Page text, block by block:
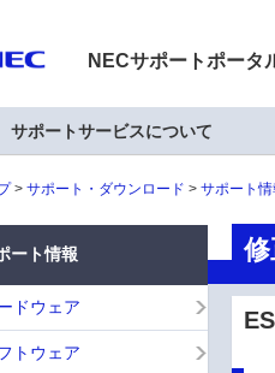
NECサポートポータ
サポートサービスについて
サポート・ダウンロード サポート
ート情報
ドウェア
トウェア